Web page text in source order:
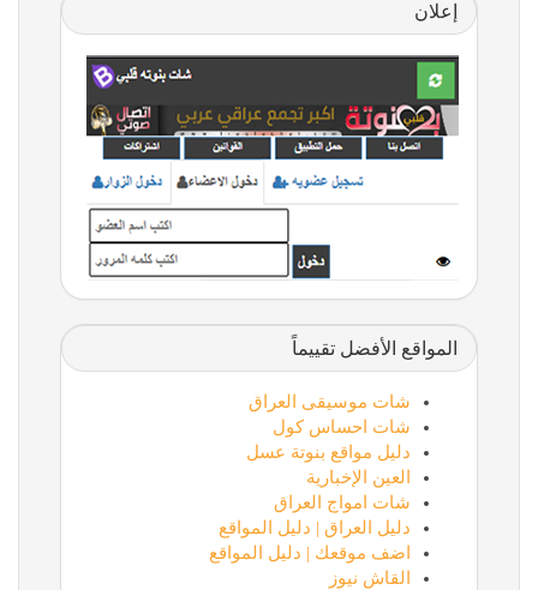
إعلان
المواقع الأفضل تقييماً
شات موسيقى العراق
شات احساس كول
دليل مواقع بنوتة عسل
العين الإخبارية
شات امواج العراق
دليل العراق | دليل المواقع
اضف موقعك | دليل المواقع
القاش نيوز